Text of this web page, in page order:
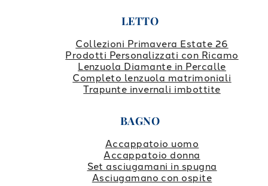
LETTO
Collezioni Primavera Estate 26
Prodotti Personalizzati con Ricamo
Lenzuola Diamante in Percalle
Completo lenzuola matrimoniali
Trapunte invernali imbottite
BAGNO
Accappatoio uomo
Accappatoio donna
Set asciugamani in spugna
Asciugamano con ospite